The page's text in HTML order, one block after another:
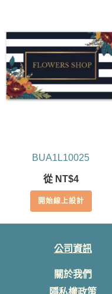
BUA1L10025
從 NT$4
開始線上設計
公司資訊
關於我們